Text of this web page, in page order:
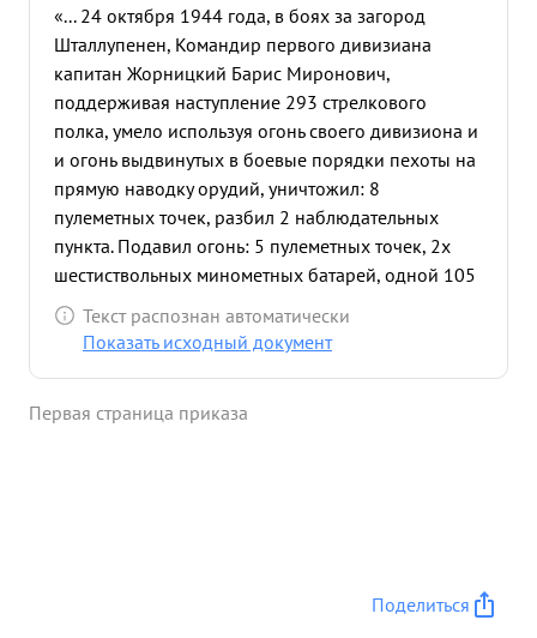
«... 24 октября 1944 года, в боях за загород
Шталлупенен, Командир первого дивизиана
капитан Жорницкий Барис Миронович,
поддерживая наступление 293 стрелкового
полка, умело используя огонь своего дивизиона и
и огонь выдвинутых в боевые порядки пехоты на
прямую наводку орудий, уничтожил: 8
пулеметных точек, разбил 2 наблюдательных
пункта. Подавил огонь: 5 пулеметных точек, 2х
шестиствольных минометных батарей, одной 105
милиметровой артиллерийской батареи,
уничтожил 2 81 миллиметровых минометных
вать оборону противника и ворваться город
Текст распознан автоматически
Показать исходный документ
Первая страница приказа
Поделиться